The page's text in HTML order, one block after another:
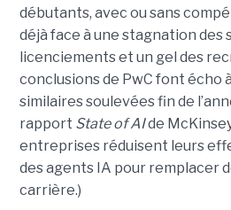
débutants, avec ou sans
déjà face à une stagnation des
licenciements et un gel des
conclusions de PwC font écho
similaires soulevées fin de
rapport State of AIde
entreprises réduisent leurs
des agents IA pour remplacer
carrière.)